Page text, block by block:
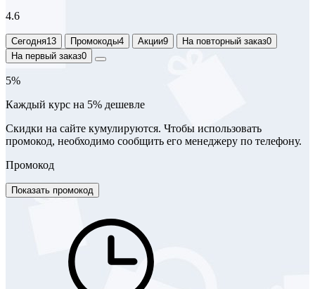
4.6
Сегодня13 Промокоды4 Акции9 На повторный заказ0
На первый заказ0
5%
Каждый курс на 5% дешевле
Скидки на сайте кумулируются. Чтобы использовать
промокод, необходимо сообщить его менеджеру по телефону.
Промокод
Показать промокод